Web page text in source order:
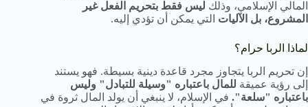
المالي الإسلامي، وذلك ليس فقط بتحريم الفعل غير
المشروع، بل الآليات التي يمكن أن تؤدي إليه.
لماذا الربا حرام؟
إن تحريم الربا يتجاوز مجرد قاعدة دينية بسيطة. فهو يستند
إلى رؤية عميقة للمال باعتباره "وسيلة للتبادل" وليس
باعتباره "سلعة". في الإسلام، لا ينبغي أن يولد المال ثروة في